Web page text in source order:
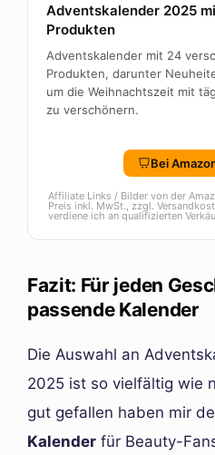
Adventskalender 2025
Produkten
Adventskalender mit 24
Produkten, darunter
um die Weihnachtszeit mit
zu verschönern.
Bei
Affiliate Links / Bilder von der
Preis inkl. MwSt., zzgl.
verdiene ich an qualifizierten
Fazit: Für jeden
passende Kalender
Die Auswahl an
2025 ist so vielfältig wie
gut gefallen haben mir
Kalender für Beauty-